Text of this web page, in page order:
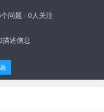
问题 · 0人关注
述信息